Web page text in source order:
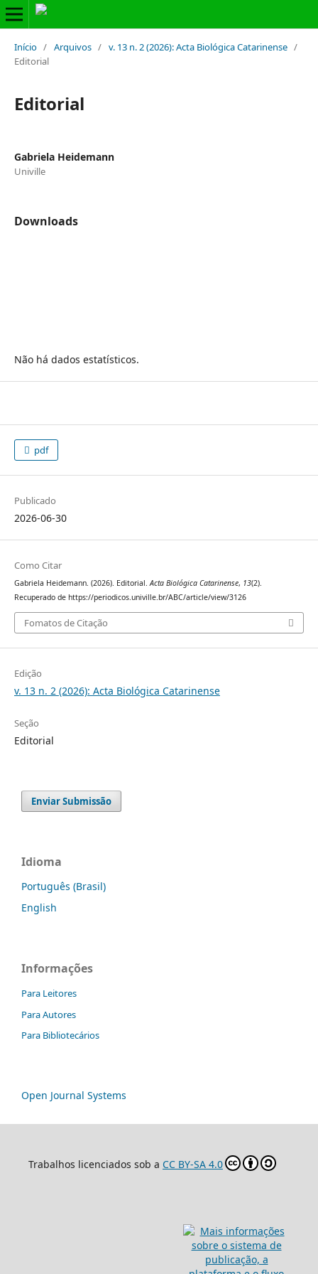
Início / Arquivos / v. 13 n. 2 (2026): Acta Biológica Catarinense /
Editorial
Editorial
Gabriela Heidemann
Univille
Downloads
Não há dados estatísticos.
pdf
Publicado
2026-06-30
Como Citar
Gabriela Heidemann. (2026). Editorial.Acta Biológica Catarinense, 13(2).
Recuperado de https://periodicos.univille.br/ABC/article/view/3126
Fomatos de Citação
Edição
v. 13 n. 2 (2026): Acta Biológica Catarinense
Seção
Editorial
Enviar Submissão
Idioma
Português (Brasil)
English
Informações
Para Leitores
Para Autores
Para Bibliotecários
Open Journal Systems
Trabalhos licenciados sob a CC BY-SA 4.0